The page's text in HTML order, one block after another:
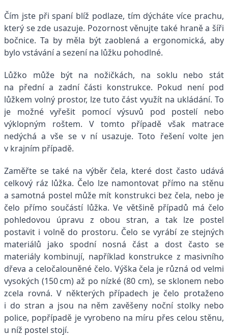
Čím jste při spaní blíž podlaze, tím dýcháte více prachu,
který se zde usazuje. Pozornost věnujte také hraně a šíři
bočnice. Ta by měla být zaoblená a ergonomická, aby
bylo vstávání a sezení na lůžku pohodlné.
Lůžko může být na nožičkách, na soklu nebo stát
na přední a zadní části konstrukce. Pokud není pod
lůžkem volný prostor, lze tuto část využít na ukládání. To
je možné vyřešit pomocí výsuvů pod postelí nebo
výklopným roštem. V tomto případě však matrace
nedýchá a vše se v ní usazuje. Toto řešení volte jen
v krajním případě.
Zaměřte se také na výběr čela, které dost často udává
celkový ráz lůžka. Čelo lze namontovat přímo na stěnu
a samotná postel může mít konstrukci bez čela, nebo je
čelo přímo součástí lůžka. Ve většině případů má čelo
pohledovou úpravu z obou stran, a tak lze postel
postavit i volně do prostoru. Čelo se vyrábí ze stejných
materiálů jako spodní nosná část a dost často se
materiály kombinují, například konstrukce z masivního
dřeva a celočalouněné čelo. Výška čela je různá od velmi
vysokých (150 cm) až po nízké (80 cm), se sklonem nebo
zcela rovná. V některých případech je čelo protaženo
i do stran a jsou na něm zavěšeny noční stolky nebo
police, popřípadě je vyrobeno na míru přes celou stěnu,
u níž postel stojí.